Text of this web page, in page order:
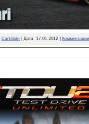
DarkSide | Дата: 17.01.2012